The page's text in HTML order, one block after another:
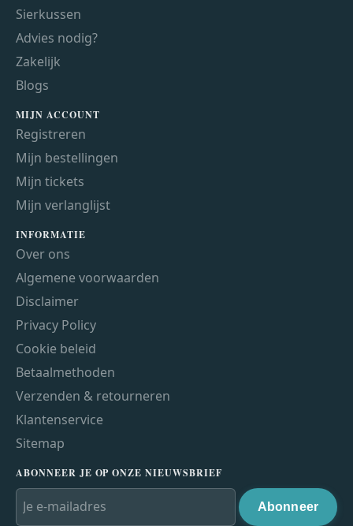
Sierkussen
Advies nodig?
Zakelijk
Blogs
MIJN ACCOUNT
Registreren
Mijn bestellingen
Mijn tickets
Mijn verlanglijst
INFORMATIE
Over ons
Algemene voorwaarden
Disclaimer
Privacy Policy
Cookie beleid
Betaalmethoden
Verzenden & retourneren
Klantenservice
Sitemap
ABONNEER JE OP ONZE NIEUWSBRIEF
Abonneer